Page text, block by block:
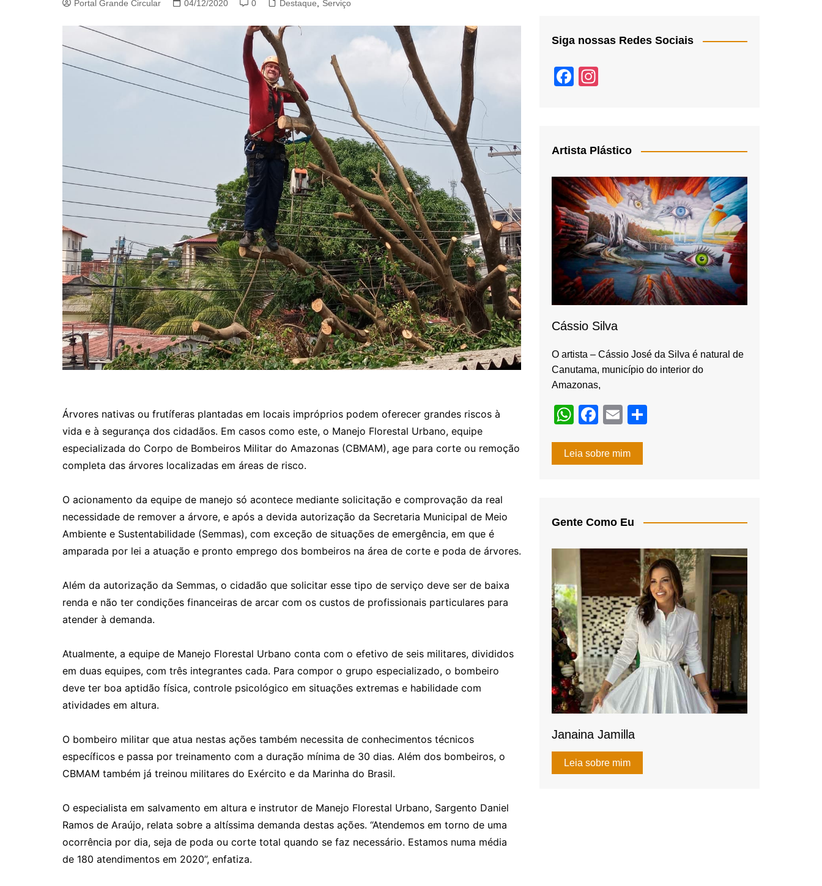
Portal Grande Circular 04/12/2020 0 Destaque Serviço
Árvores nativas ou frutíferas plantadas em locais impróprios podem oferecer grandes riscos à
vida e à segurança dos cidadãos. Em casos como este, o Manejo Florestal Urbano, equipe
especializada do Corpo de Bombeiros Militar do Amazonas (CBMAM), age para corte ou remoção
completa das árvores localizadas em áreas de risco.
O acionamento da equipe de manejo só acontece mediante solicitação e comprovação da real
necessidade de remover a árvore, e após a devida autorização da Secretaria Municipal de Meio
Ambiente e Sustentabilidade (Semmas), com exceção de situações de emergência, em que é
amparada por lei a atuação e pronto emprego dos bombeiros na área de corte e poda de árvores.
Além da autorização da Semmas, o cidadão que solicitar esse tipo de serviço deve ser de baixa
renda e não ter condições financeiras de arcar com os custos de profissionais particulares para
atender à demanda.
Atualmente, a equipe de Manejo Florestal Urbano conta com o efetivo de seis militares, divididos
em duas equipes, com três integrantes cada. Para compor o grupo especializado, o bombeiro
deve ter boa aptidão física, controle psicológico em situações extremas e habilidade com
atividades em altura.
O bombeiro militar que atua nestas ações também necessita de conhecimentos técnicos
específicos e passa por treinamento com a duração mínima de 30 dias. Além dos bombeiros, o
CBMAM também já treinou militares do Exército e da Marinha do Brasil.
O especialista em salvamento em altura e instrutor de Manejo Florestal Urbano, Sargento Daniel
Ramos de Araújo, relata sobre a altíssima demanda destas ações. “Atendemos em torno de uma
ocorrência por dia, seja de poda ou corte total quando se faz necessário. Estamos numa média
de 180 atendimentos em 2020”, enfatiza.
Siga nossas Redes Sociais
F
b
o
o
k
a
m
Artista Plástico
Cássio Silva
O artista – Cássio José da Silva é natural de
Canutama, município do interior do
Amazonas,
W
at
p
F
c
o
k
E
ail
Leia sobre mim
Gente Como Eu
Janaina Jamilla
Leia sobre mim